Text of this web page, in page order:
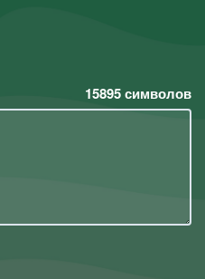
15895символов